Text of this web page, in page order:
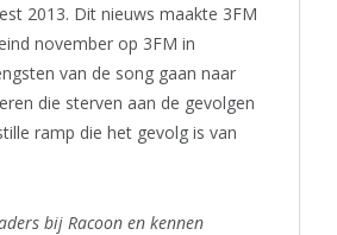
2013. Dit nieuws maakte 3FM
november op 3FM in
van de song gaan naar
die sterven aan de gevolgen
ramp die het gevolg is van
bij Racoon en kennen